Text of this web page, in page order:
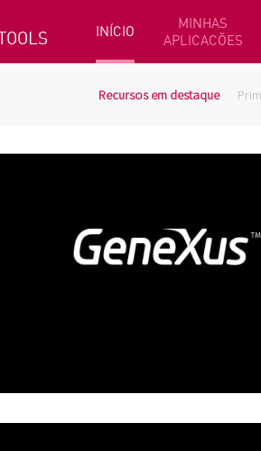
INÍCIO
MINHAS
APLICACÕES
Recursos em destaque